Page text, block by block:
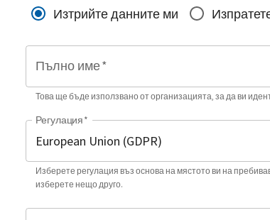
Изтрийте данните ми
Пълно име*
Това ще бъде използвано от организацията, за да ви
Регулация *
Изберете регулация въз основа на мястото ви на
изберете нещо друго.